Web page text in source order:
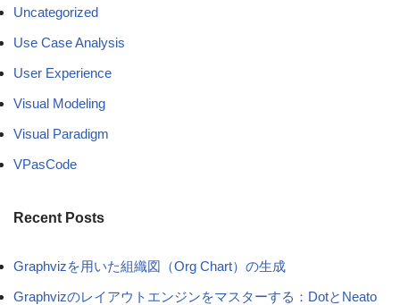
Uncategorized
Use Case Analysis
User Experience
Visual Modeling
Visual Paradigm
VPasCode
Recent Posts
Graphvizを用いた組織図（Org Chart）の生成
Graphvizのレイアウトエンジンをマスターする：DotとNeato